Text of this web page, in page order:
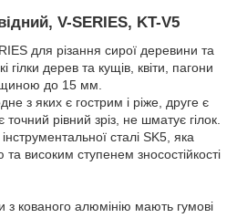
V-SERIES, KT-V5
для різання сирої деревини та
гілки дерев та кущів, квіти, пагони
до 15 мм.
з яких є гострим і ріже, друге є
рівний зріз, не шматує гілок.
сталі SK5, яка
та високим ступенем зносостійкості
з кованого алюмінію мають гумові